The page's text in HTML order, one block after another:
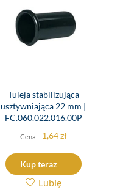
Tuleja stabilizująca
usztywniająca 22 mm |
FC.060.022.016.00P
1,64zł
Kup teraz
Lubię